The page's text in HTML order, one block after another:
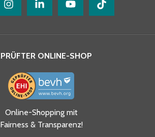
Ja, ich habe die
Datenschutzhinweise gelesen
und akzeptiere diese.
ONLINE-SHOP
Online-Shopping mit
Fairness & Transparenz!